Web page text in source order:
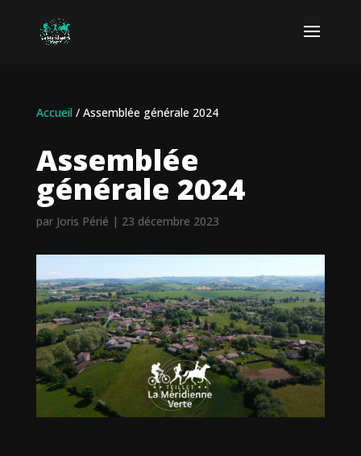
Accueil / Assemblée générale 2024
Assemblée
générale 2024
par Joris Périé | 23 décembre 2023